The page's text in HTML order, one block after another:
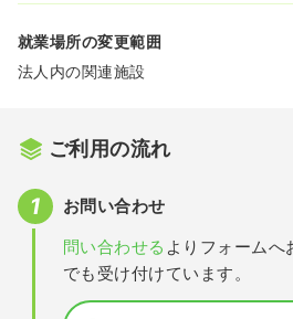
就業場所の変更範囲
法人内の関連施設
ご利用の流れ
お問い合わせ
問い合わせる よりフォームへ
でも受け付けています。